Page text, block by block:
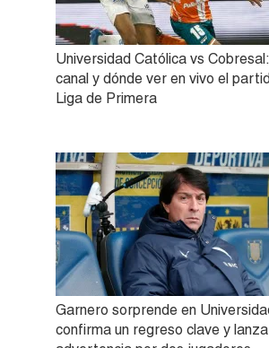
Universidad Católica vs
canal y dónde ver en vivo el
Liga de Primera
Garnero sorprende en
confirma un regreso clave y lanza